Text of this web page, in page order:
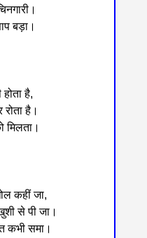
बड़ा।
है,
है।
मिलता।
कहीं जा,
से पी जा।
कभी समा।